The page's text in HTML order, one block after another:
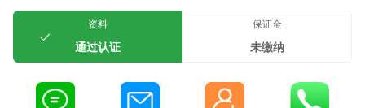
资料
通过认证
保证金
未缴纳